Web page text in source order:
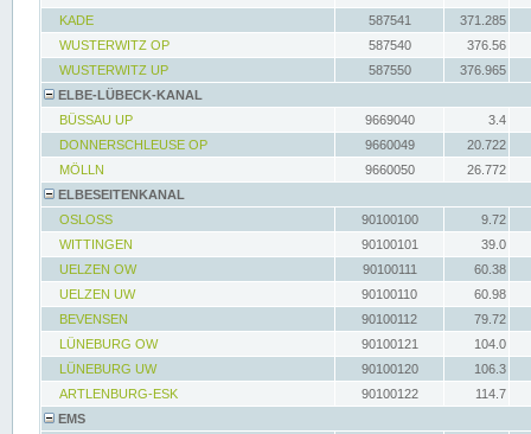
KADE
587541
371.285
WUSTERWITZ OP
587540
376.56
WUSTERWITZ UP
587550
376.965
ELBE-LÜBECK-KANAL
BÜSSAU UP
9669040
3.4
DONNERSCHLEUSE OP
9660049
20.722
MÖLLN
9660050
26.772
ELBESEITENKANAL
OSLOSS
90100100
9.72
WITTINGEN
90100101
39.0
UELZEN OW
90100111
60.38
UELZEN UW
90100110
60.98
BEVENSEN
90100112
79.72
LÜNEBURG OW
90100121
104.0
LÜNEBURG UW
90100120
106.3
ARTLENBURG-ESK
90100122
114.7
EMS